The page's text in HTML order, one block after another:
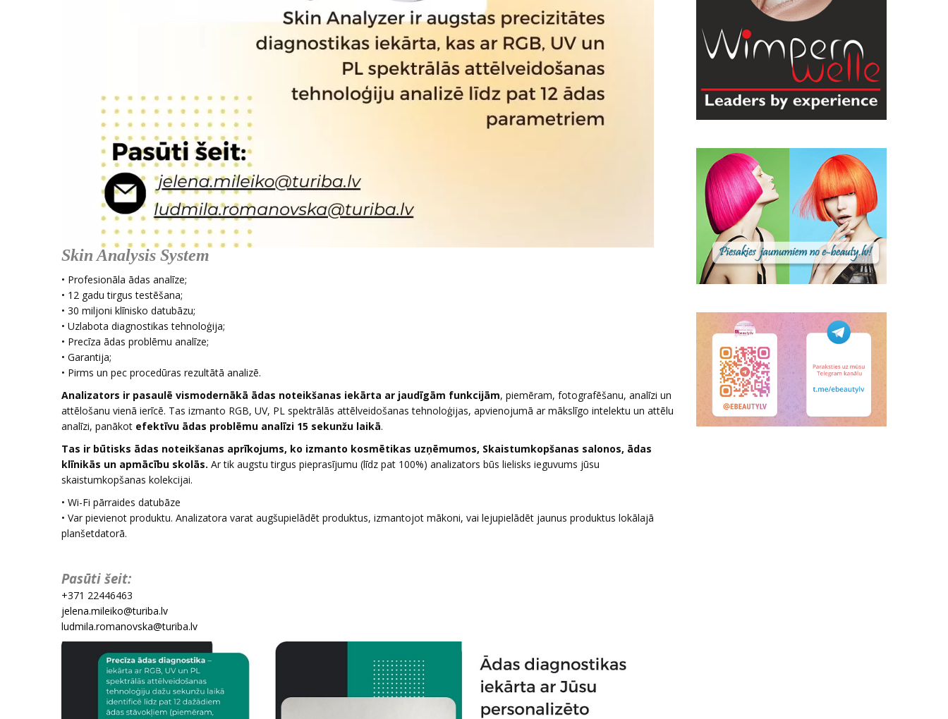
Skin Analysis System
• Profesionāla ādas analīze;
• 12 gadu tirgus testēšana;
• 30 miljoni klīnisko datubāzu;
• Uzlabota diagnostikas tehnoloģija;
• Precīza ādas problēmu analīze;
• Garantija;
• Pirms un pec procedūras rezultātā analizē.
Analizators ir pasaulē vismodernākā ādas noteikšanas iekārta ar jaudīgām funkcijām, piemēram, fotografēšanu, analīzi un
attēlošanu vienā ierīcē. Tas izmanto RGB, UV, PL spektrālās attēlveidošanas tehnoloģijas, apvienojumā ar mākslīgo intelektu un attēlu
analīzi, panākot efektīvu ādas problēmu analīzi 15 sekunžu laikā.
Tas ir būtisks ādas noteikšanas aprīkojums, ko izmanto kosmētikas uzņēmumos, Skaistumkopšanas salonos, ādas
klīnikās un apmācību skolās. Ar tik augstu tirgus pieprasījumu (līdz pat 100%) analizators būs lielisks ieguvums jūsu
skaistumkopšanas kolekcijai.
• Wi-Fi pārraides datubāze
• Var pievienot produktu. Analizatora varat augšupielādēt produktus, izmantojot mākoni, vai lejupielādēt jaunus produktus lokālajā
planšetdatorā.
Pasūti šeit:
+371 22446463